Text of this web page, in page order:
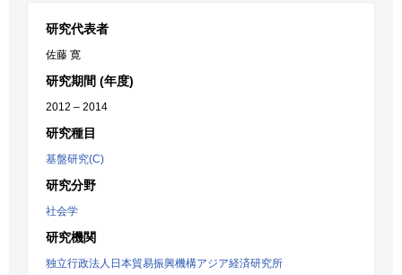
研究代表者
佐藤 寛
研究期間 (年度)
2012 – 2014
研究種目
基盤研究(C)
研究分野
社会学
研究機関
独立行政法人日本貿易振興機構アジア経済研究所